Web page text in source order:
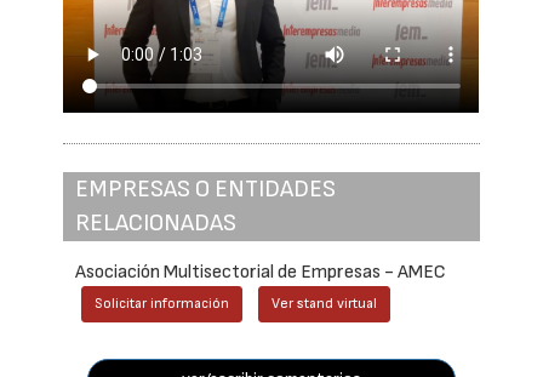
EMPRESAS O ENTIDADES
RELACIONADAS
Asociación Multisectorial de Empresas - AMEC
Solicitar información Ver stand virtual